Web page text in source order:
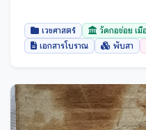
เวชศาสตร์
วัดกอข่อย เมื
เอกสารโบราณ
พับสา